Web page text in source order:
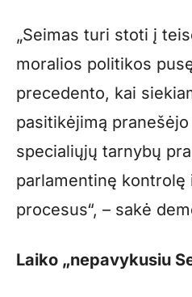
„Seimas turi stoti į
moralios politikos
precedento, kai
pasitikėjimą
specialiųjų tarnybų
parlamentinę
procesus“, – sakė
Laiko „nepavykusiu